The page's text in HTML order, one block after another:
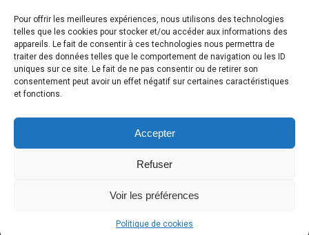
Pour offrir les meilleures expériences, nous utilisons des technologies
telles que les cookies pour stocker et/ou accéder aux informations des
appareils. Le fait de consentir à ces technologies nous permettra de
traiter des données telles que le comportement de navigation ou les ID
uniques sur ce site. Le fait de ne pas consentir ou de retirer son
consentement peut avoir un effet négatif sur certaines caractéristiques
et fonctions.
Accepter
Refuser
Voir les préférences
Politique de cookies
définition. Idéales pour décorer un intérieur ou aménager un
espace de travail apaisant.
raynaud.com ©
Toutes les photos de ce site sont
la propriété de l'auteur et sont protégées par le